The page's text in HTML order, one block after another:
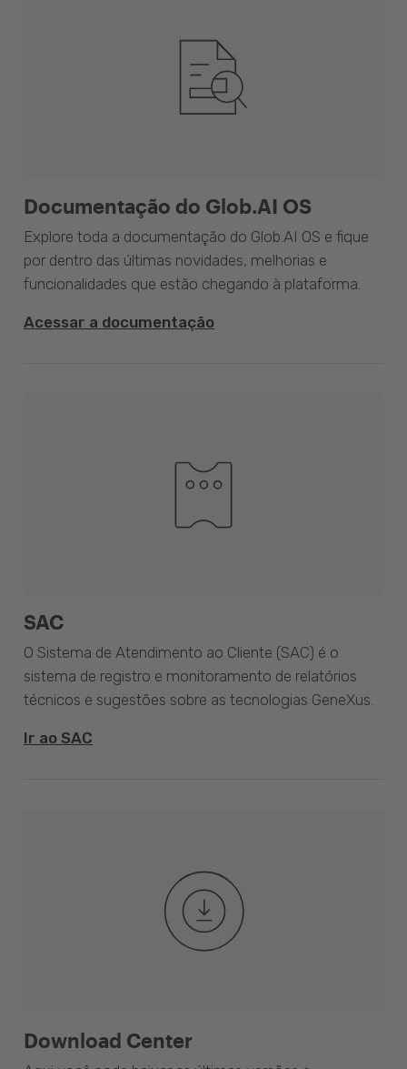
Documentação do Glob.AI OS
Explore toda a documentação do Glob.AI OS e fique
por dentro das últimas novidades, melhorias e
funcionalidades que estão chegando à plataforma.
Acessar a documentação
SAC
O Sistema de Atendimento ao Cliente (SAC) é o
sistema de registro e monitoramento de relatórios
técnicos e sugestões sobre as tecnologias GeneXus.
Ir ao SAC
Download Center